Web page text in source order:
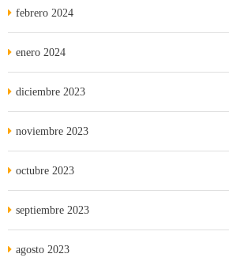
febrero 2024
enero 2024
diciembre 2023
noviembre 2023
octubre 2023
septiembre 2023
agosto 2023